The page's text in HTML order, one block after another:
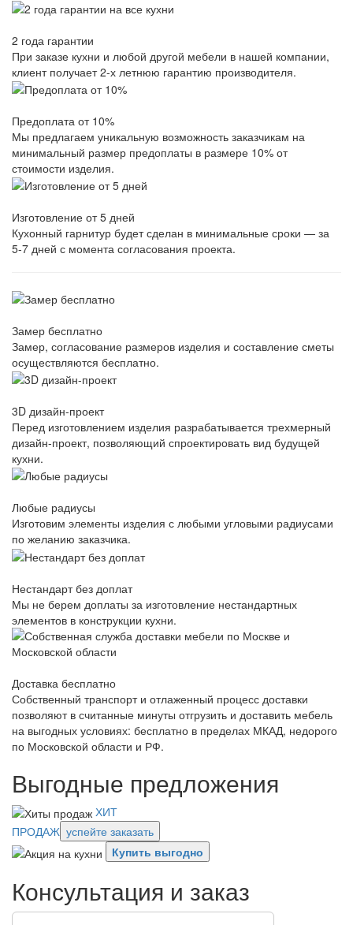
2 года гарантии
При заказе кухни и любой другой мебели в нашей компании,
клиент получает 2-х летнюю гарантию производителя.
Предоплата от 10%
Мы предлагаем уникальную возможность заказчикам на
минимальный размер предоплаты в размере 10% от
стоимости изделия.
Изготовление от 5 дней
Кухонный гарнитур будет сделан в минимальные сроки — за
5-7 дней с момента согласования проекта.
Замер бесплатно
Замер, согласование размеров изделия и составление сметы
осуществляются бесплатно.
3D дизайн-проект
Перед изготовлением изделия разрабатывается трехмерный
дизайн-проект, позволяющий спроектировать вид будущей
кухни.
Любые радиусы
Изготовим элементы изделия с любыми угловыми радиусами
по желанию заказчика.
Нестандарт без доплат
Мы не берем доплаты за изготовление нестандартных
элементов в конструкции кухни.
Доставка бесплатно
Собственный транспорт и отлаженный процесс доставки
позволяют в считанные минуты отгрузить и доставить мебель
на выгодных условиях: бесплатно в пределах МКАД, недорого
по Московской области и РФ.
Выгодные предложения
ХИТ
ПРОДАЖ успейте заказать
Купить выгодно
Консультация и заказ